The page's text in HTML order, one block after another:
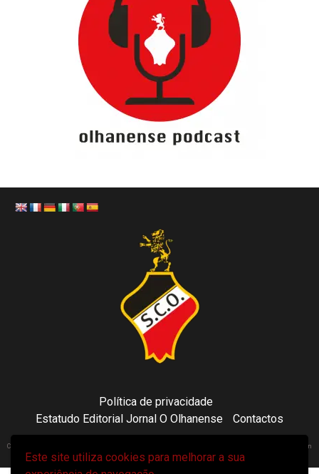
Este site utiliza cookies para melhorar a sua
Política de privacidade
Estatudo Editorial Jornal O Olhanense
Contactos
Copyright 2021 © Sporting Clube Olhanense - All rights reserved | Adapted by Tecni24.com | Hosted on
ToonsDomain.com |Newspherepor AF themes.